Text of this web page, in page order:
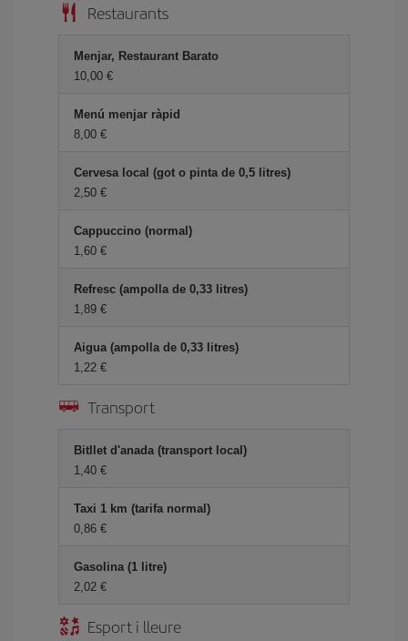
Restaurants
Menjar, Restaurant Barato
10,00
Menú menjar ràpid
8,00
Cervesa local (got o pinta de 0,5 litres)
2,50
Cappuccino (normal)
1,60
Refresc (ampolla de 0,33 litres)
1,89
Aigua (ampolla de 0,33 litres)
1,22
Transport
Bitllet d'anada (transport local)
1,40
Taxi 1 km (tarifa normal)
0,86
Gasolina (1 litre)
2,02
Esport i lleure